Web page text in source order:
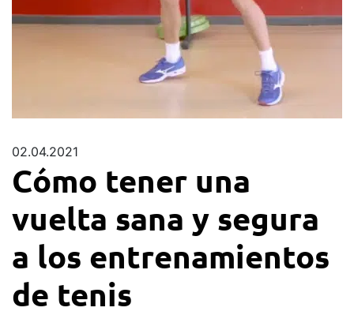
02.04.2021
Cómo tener una
vuelta sana y segura
a los entrenamientos
de tenis